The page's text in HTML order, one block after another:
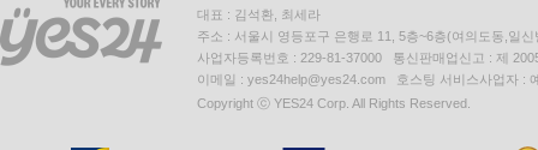
대표 : 김석환, 최세라
주소 : 서울시 영등포구 은행로 11, 5층~6층(여의도동,일신
사업자등록번호 : 229-81-37000 통신판매업신고 : 제
이메일 : yes24help@yes24.com 호스팅 서비스사업자 :
Copyright ⓒ YES24 Corp. All Rights Reserved.